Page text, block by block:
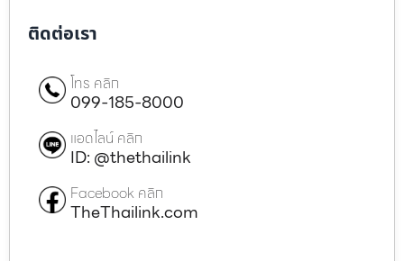
ติดต่อเรา
โทร คลิก
099-185-8000
แอดไลน์ คลิก
ID: @thethailink
Facebook คลิก
TheThailink.com